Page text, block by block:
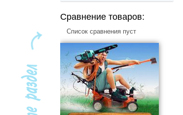
Сравнение товаров:
Список сравнения пуст